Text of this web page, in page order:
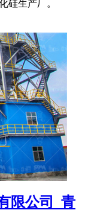
硅生产厂。
限公司_青